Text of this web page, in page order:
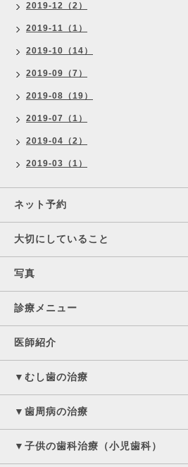
2019-12（2）
2019-11（1）
2019-10（14）
2019-09（7）
2019-08（19）
2019-07（1）
2019-04（2）
2019-03（1）
ネット予約
大切にしていること
写真
診療メニュー
医師紹介
▼むし歯の治療
▼歯周病の治療
▼子供の歯科治療（小児歯科）